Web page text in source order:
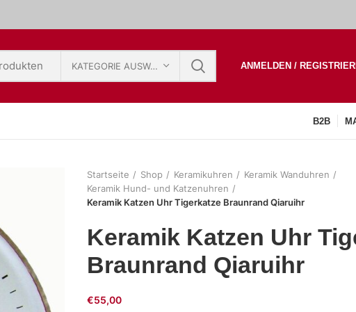
KATEGORIE AUSWÄHLEN ANMELDEN /
B2B
Startseite Shop Keramikuhren
Keramik Wanduhren
Keramik Hund- und Katzenuhren
Keramik Katzen Uhr Tigerkatze Braunrand Qiaruihr
Keramik Katzen Uhr
Braunrand Qiaruihr
€55,00